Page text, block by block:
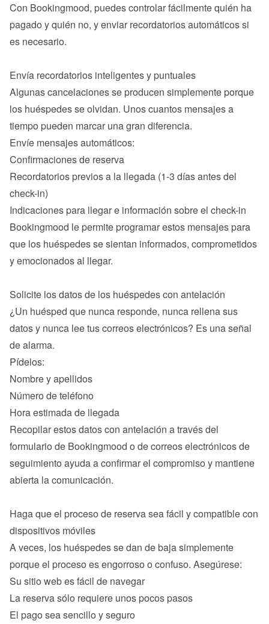
Con Bookingmood, puedes controlar fácilmente quién ha
pagado y quién no, y enviar recordatorios automáticos si
es necesario.
Algunas cancelaciones se producen simplemente porque
los huéspedes se olvidan. Unos cuantos mensajes a
tiempo pueden marcar una gran diferencia.
Confirmaciones de reserva
Recordatorios previos a la llegada (1-3 días antes del
check-in)
Indicaciones para llegar e información sobre el check-in
Bookingmood le permite programar estos mensajes para
que los huéspedes se sientan informados, comprometidos
y emocionados al llegar.
¿Un huésped que nunca responde, nunca rellena sus
datos y nunca lee tus correos electrónicos? Es una señal
de alarma.
Nombre y apellidos
Número de teléfono
Hora estimada de llegada
Recopilar estos datos con antelación a través del
formulario de Bookingmood o de correos electrónicos de
seguimiento ayuda a confirmar el compromiso y mantiene
abierta la comunicación.
Haga que el proceso de reserva sea fácil y compatible con
A veces, los huéspedes se dan de baja simplemente
Su sitio web es fácil de navegar
La reserva sólo requiere unos pocos pasos
El pago sea sencillo y seguro